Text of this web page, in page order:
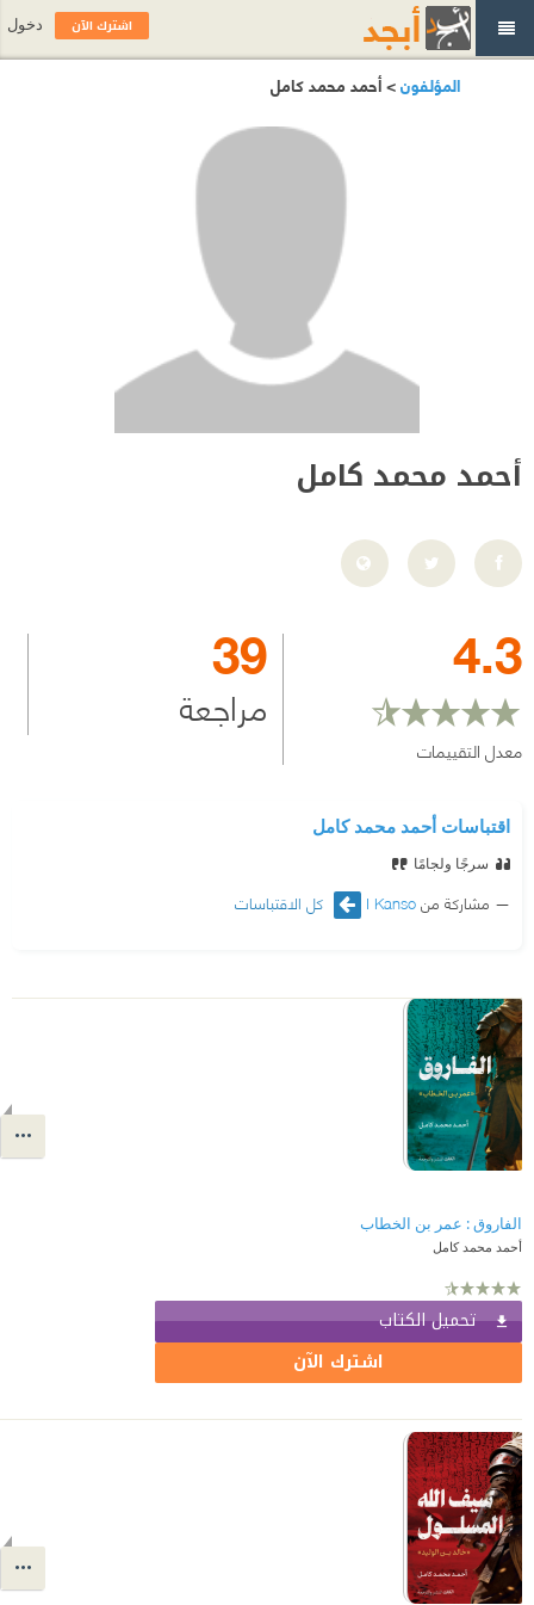
المؤلفون> أحمد محمد كامل
أحمد محمد كامل
4.3
معدل التقييمات
39
مراجعة
اقتباسات أحمد محمد كامل
سرجًا ولجامًا
مشاركة منI Kanso كل الاقتباسات
الفاروق : عمر بن الخطاب
أحمد محمد كامل
تحميل الكتاب
اشترك الآن
اشترك الآن دخول